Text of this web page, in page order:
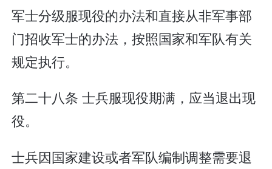
军士分级服现役的办法和直接从非军事部
门招收军士的办法，按照国家和军队有关
规定执行。
第二十八条 士兵服现役期满，应当退出现
役。
士兵因国家建设或者军队编制调整需要退